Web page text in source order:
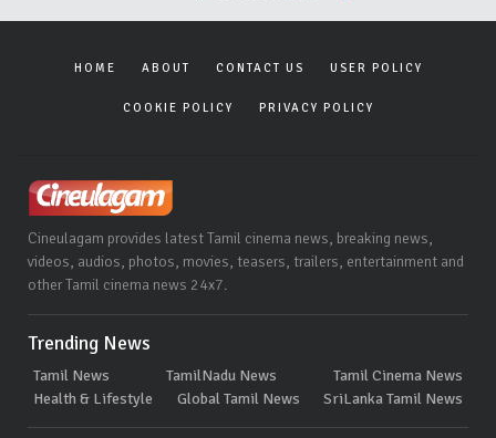
HOME ABOUT CONTACT US USER POLICY
COOKIE POLICY PRIVACY POLICY
Cineulagam provides latest Tamil cinema news, breaking news,
videos, audios, photos, movies, teasers, trailers, entertainment and
other Tamil cinema news 24x7.
Trending News
Tamil News TamilNadu News
Tamil Cinema News
Health & Lifestyle
Global Tamil News SriLanka Tamil News